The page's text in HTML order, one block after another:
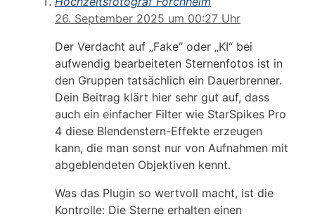
26. September 2025 um 00:27 Uhr
Der Verdacht auf „Fake“ oder „KI“ bei
aufwendig bearbeiteten Sternenfotos ist in
den Gruppen tatsächlich ein Dauerbrenner.
Dein Beitrag klärt hier sehr gut auf, dass
auch ein einfacher Filter wie StarSpikes Pro
4 diese Blendenstern-Effekte erzeugen
kann, die man sonst nur von Aufnahmen mit
abgeblendeten Objektiven kennt.
Was das Plugin so wertvoll macht, ist die
Kontrolle: Die Sterne erhalten einen